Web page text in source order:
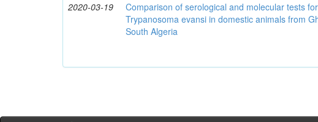
2020-03-19
Comparison of serological and molecular tests
Trypanosoma evansi in domestic animals from
South Algeria